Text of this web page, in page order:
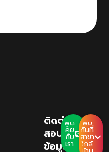
ติดต่อ
สอบถาม
ข้อมูล
พูด
คุย
กับ
เรา
พบ
กันที่
สาขา
ใกล้